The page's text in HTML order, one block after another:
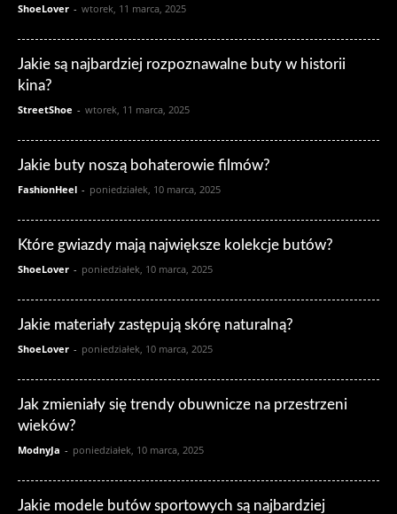
ShoeLover - wtorek, 11 marca, 2025
Jakie są najbardziej rozpoznawalne buty w historii
kina?
StreetShoe - wtorek, 11 marca, 2025
Jakie buty noszą bohaterowie filmów?
FashionHeel - poniedziałek, 10 marca, 2025
Które gwiazdy mają największe kolekcje butów?
ShoeLover - poniedziałek, 10 marca, 2025
Jakie materiały zastępują skórę naturalną?
ShoeLover - poniedziałek, 10 marca, 2025
Jak zmieniały się trendy obuwnicze na przestrzeni
wieków?
ModnyJa - poniedziałek, 10 marca, 2025
Jakie modele butów sportowych są najbardziej